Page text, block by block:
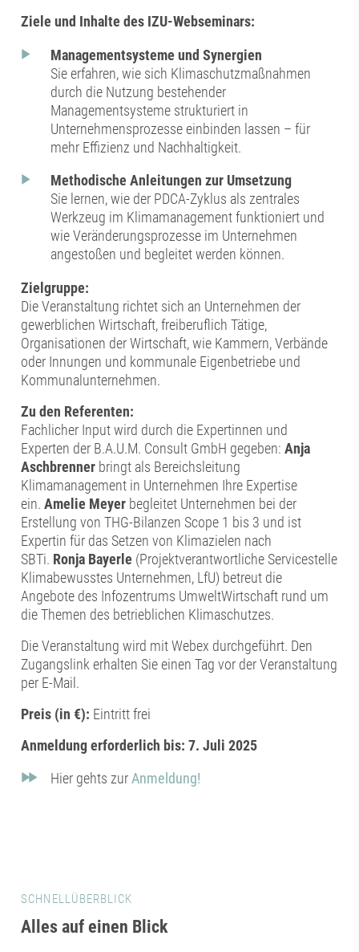
Ziele und Inhalte des IZU-Webseminars:
Managementsysteme und Synergien
Sie erfahren, wie sich Klimaschutzmaßnahmen
durch die Nutzung bestehender
Managementsysteme strukturiert in
Unternehmensprozesse einbinden lassen – für
mehr Effizienz und Nachhaltigkeit.
Methodische Anleitungen zur Umsetzung
Sie lernen, wie der PDCA-Zyklus als zentrales
Werkzeug im Klimamanagement funktioniert und
wie Veränderungsprozesse im Unternehmen
angestoßen und begleitet werden können.
Zielgruppe:
Die Veranstaltung richtet sich an Unternehmen der
gewerblichen Wirtschaft, freiberuflich Tätige,
Organisationen der Wirtschaft, wie Kammern, Verbände
oder Innungen und kommunale Eigenbetriebe und
Kommunalunternehmen.
Zu den Referenten:
Fachlicher Input wird durch die Expertinnen und
Experten der B.A.U.M. Consult GmbH gegeben:Anja
Aschbrenner bringt als Bereichsleitung
Klimamanagement in Unternehmen Ihre Expertise
ein.Amelie Meyer begleitet Unternehmen bei der
Erstellung von THG-Bilanzen Scope 1 bis 3 und ist
Expertin für das Setzen von Klimazielen nach
SBTi. Ronja Bayerle (Projektverantwortliche Servicestelle
Klimabewusstes Unternehmen, LfU) betreut die
Angebote des Infozentrums UmweltWirtschaft rund um
die Themen des betrieblichen Klimaschutzes.
Die Veranstaltung wird mit Webex durchgeführt. Den
Zugangslink erhalten Sie einen Tag vor der Veranstaltung
per E-Mail.
Preis (in €): Eintritt frei
Anmeldung erforderlich bis: 7. Juli 2025
Hier gehts zur Anmeldung!
SCHNELLÜBERBLICK
Alles auf einen Blick